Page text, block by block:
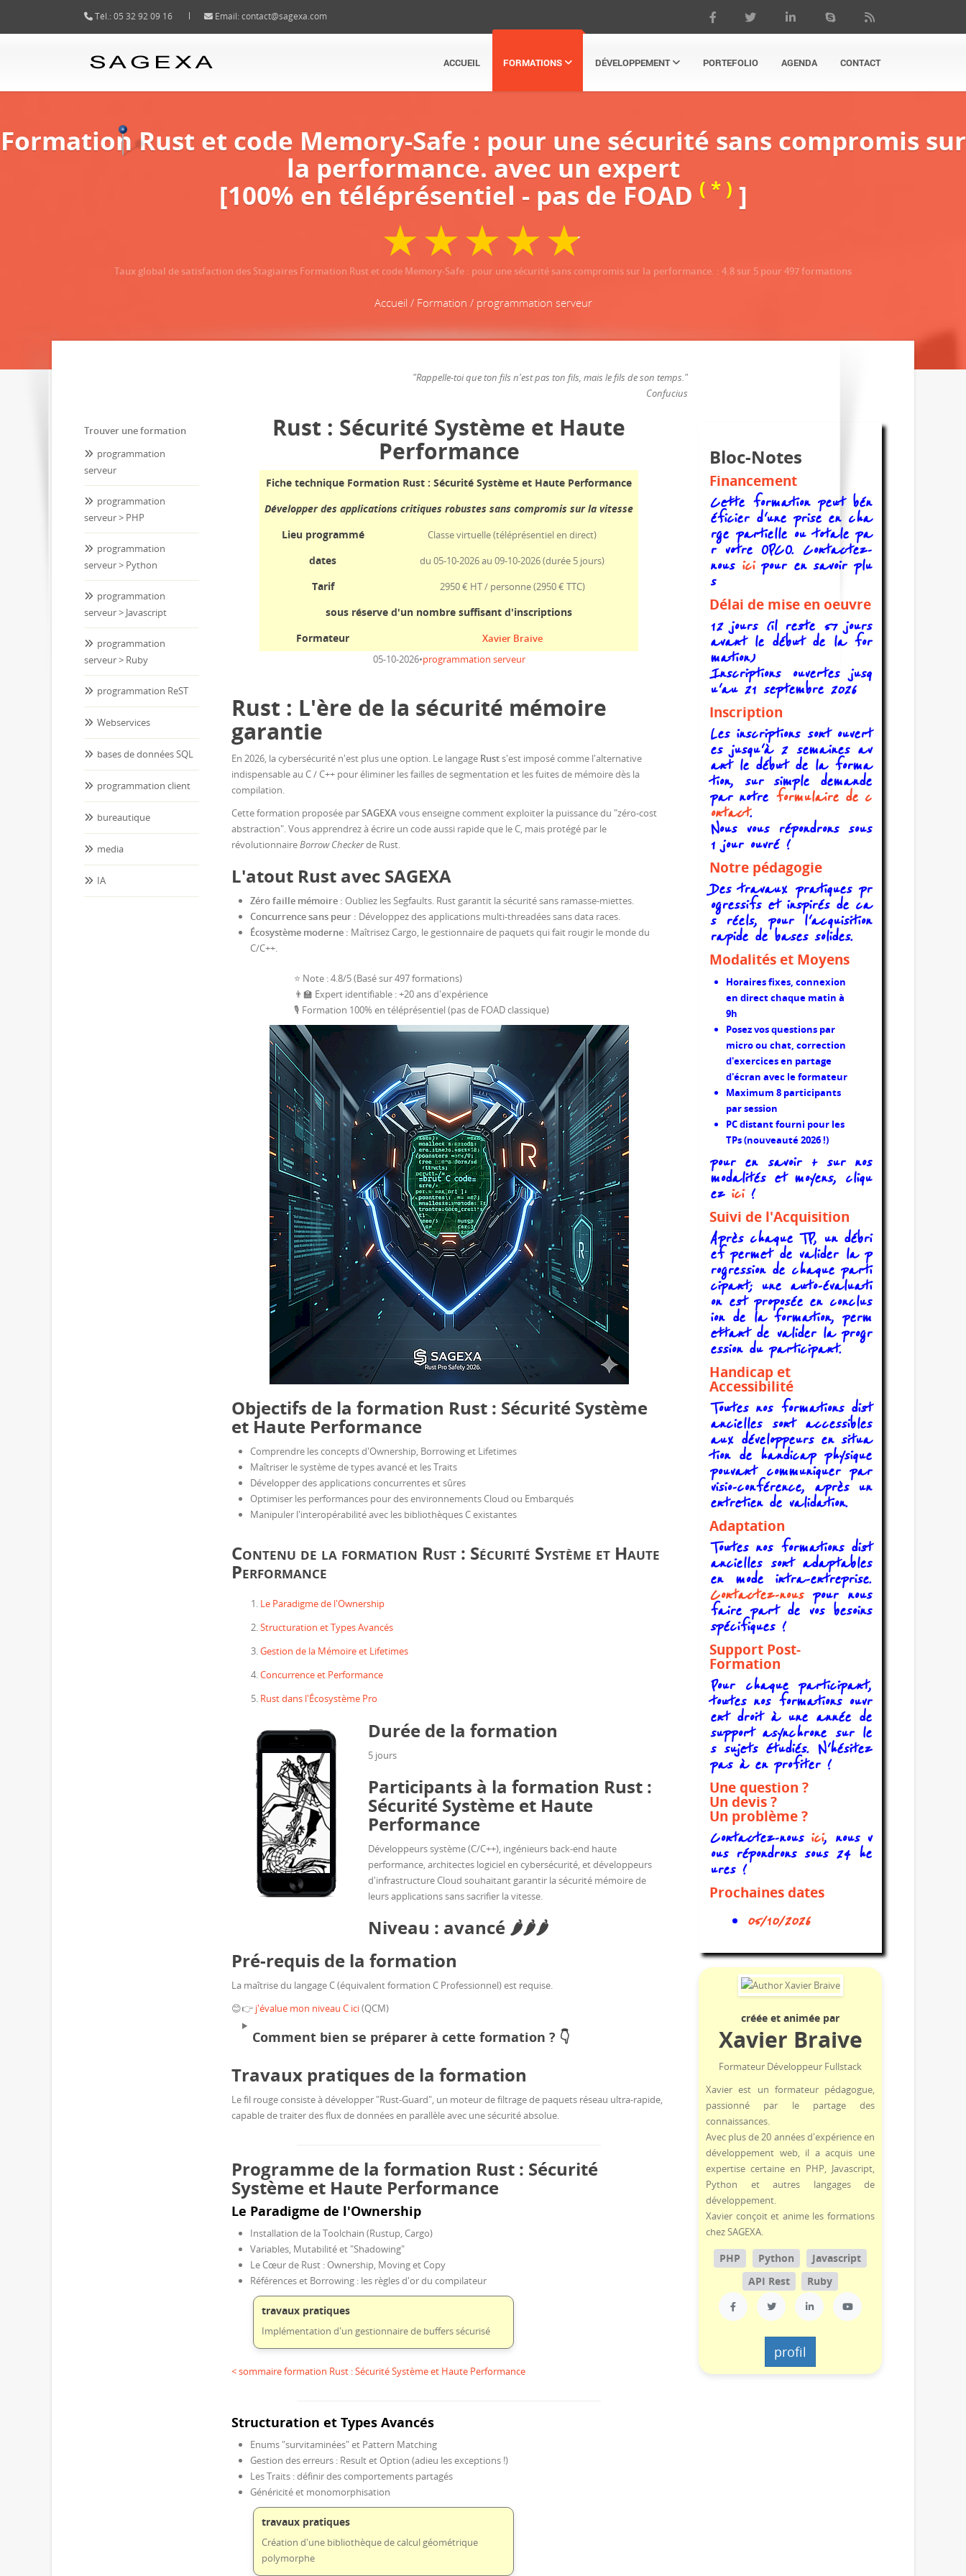
Tél.: 05 32 92 09 16 Email: contact@sagexa.com
ACCUEIL FORMATIONS DÉVELOPPEMENT PORTEFOLIO AGENDA CONTACT
Formation Rust et code Memory-Safe : pour une sécurité sans compromis sur
la performance. avec un expert
[100% en téléprésentiel - pas de FOAD ( * ) ]
Taux global de satisfaction des Stagiaires Formation Rust et code Memory-Safe : pour une sécurité sans compromis sur la performance. : 4.8 sur 5 pour 497formations
Accueil / Formation / programmation serveur
"Rappelle-toi que ton fils n'est pas ton fils, mais le fils de son temps."
Confucius
Trouver une formation
programmation
serveur
programmation
serveur > PHP
programmation
serveur > Python
programmation
serveur > Javascript
programmation
serveur > Ruby
programmation ReST
Webservices
bases de données SQL
programmation client
bureautique
media
IA
Rust : Sécurité Système et Haute
Performance
Fiche technique Formation Rust : Sécurité Système et Haute Performance
Développer des applications critiques robustes sans compromis sur la vitesse
Lieu programmé
Classe virtuelle (téléprésentiel en direct)
dates du 05-10-2026 au 09-10-2026 (durée 5 jours)
Tarif 2950 € HT / personne(2950 € TTC)
sous réserve d'un nombre suffisant d'inscriptions
Formateur
Xavier Braive
05-10-2026•programmation serveur
Rust : L'ère de la sécurité mémoire
garantie
En 2026, la cybersécurité n'est plus une option. Le langage Rusts'est imposé comme l'alternative
indispensable au C / C++ pour éliminer les failles de segmentation et les fuites de mémoire dès la
compilation.
Cette formation proposée parSAGEXAvous enseigne comment exploiter la puissance du "zéro-cost
abstraction". Vous apprendrez à écrire un code aussi rapide que le C, mais protégé par le
révolutionnaireBorrow Checkerde Rust.
L'atout Rust avec SAGEXA
Zéro faille mémoire : Oubliez les Segfaults. Rust garantit la sécurité sans ramasse-miettes.
Concurrence sans peur : Développez des applications multi-threadées sans data races.
Écosystème moderne : Maîtrisez Cargo, le gestionnaire de paquets qui fait rougir le monde du
C/C++.
⭐ Note : 4.8/5 (Basé sur 497 formations)
👨‍🏫 Expert identifiable : +20 ans d'expérience
🎙 Formation 100% en téléprésentiel (pas de FOAD classique)
Objectifs de la formation Rust : Sécurité Système
et Haute Performance
Comprendre les concepts d'Ownership, Borrowing et Lifetimes
Maîtriser le système de types avancé et les Traits
Développer des applications concurrentes et sûres
Optimiser les performances pour des environnements Cloud ou Embarqués
Manipuler l'interopérabilité avec les bibliothèques C existantes
Contenu de la formation Rust : Sécurité Système et Haute
Performance
Le Paradigme de l'Ownership
Structuration et Types Avancés
Gestion de la Mémoire et Lifetimes
Concurrence et Performance
Rust dans l'Écosystème Pro
Durée de la formation
5 jours
Participants à la formation Rust :
Sécurité Système et Haute
Performance
Développeurs système (C/C++), ingénieurs back-end haute
performance, architectes logiciel en cybersécurité, et développeurs
d'infrastructure Cloud souhaitant garantir la sécurité mémoire de
leurs applications sans sacrifier la vitesse.
Niveau : avancé 🌶️🌶️🌶️
Pré-requis de la formation
La maîtrise du langage C (équivalent formation C Professionnel) est requise.
😊👉 j'évalue mon niveau C ici(QCM)
Comment bien se préparer à cette formation ? 👇
Travaux pratiques de la formation
Le fil rouge consiste à développer "Rust-Guard", un moteur de filtrage de paquets réseau ultra-rapide,
capable de traiter des flux de données en parallèle avec une sécurité absolue.
Programme de la formation Rust : Sécurité
Système et Haute Performance
Le Paradigme de l'Ownership
Installation de la Toolchain (Rustup, Cargo)
Variables, Mutabilité et "Shadowing"
Le Cœur de Rust : Ownership, Moving et Copy
Références et Borrowing : les règles d'or du compilateur
travaux pratiques
Implémentation d'un gestionnaire de buffers sécurisé
< sommaire formation Rust : Sécurité Système et Haute Performance
Structuration et Types Avancés
Enums "survitaminées" et Pattern Matching
Gestion des erreurs : Result et Option (adieu les exceptions !)
Les Traits : définir des comportements partagés
Généricité et monomorphisation
travaux pratiques
Création d'une bibliothèque de calcul géométrique
polymorphe
Bloc-Notes
Financement
Cette formation peut bén
éficier d'une prise en cha
rge partielle ou totale pa
r votre OPCO. Contactez-
nous icipour en savoir plu
s
Délai de mise en oeuvre
12 jours (il reste 57 jours
avant le début de la for
mation)
Inscriptions ouvertes jusq
u'au 21 septembre 2026
Inscription
Les inscriptions sont ouvert
es jusqu'à 2 semaines av
ant le début de la forma
tion, sur simple demande
par notre formulaire de c
ontact.
Nous vous répondrons sous
1 jour ouvré !
Notre pédagogie
Des travaux pratiques pr
ogressifs et inspirés de ca
s réels, pour l'acquisition
rapide de bases solides.
Modalités et Moyens
Horaires fixes, connexion
en direct chaque matin à
9h
Posez vos questions par
micro ou chat, correction
d'exercices en partage
d'écran avec le formateur
Maximum 8 participants
par session
PC distant fourni pour les
TPs (nouveauté 2026 !)
pour en savoir + sur nos
modalités et moyens, cliqu
ez ici!
Suivi de l'Acquisition
Après chaque TP, un débri
ef permet de valider la p
rogression de chaque parti
cipant; une auto-évaluati
on est proposée en conclus
ion de la formation, perm
ettant de valider la progr
ession du participant.
Handicap et
Accessibilité
Toutes nos formations dist
ancielles sont accessibles
aux développeurs en situa
tion de handicap physique
pouvant communiquer par
visio-conférence, après un
entretien de validation.
Adaptation
Toutes nos formations dist
ancielles sont adaptables
en mode intra-entreprise.
Contactez-nouspour nous
faire part de vos besoins
spécifiques !
Support Post-
Formation
Pour chaque participant,
toutes nos formations ouvr
ent droit à une année de
support asynchrone sur le
s sujets étudiés. N'hésitez
pas à en profiter !
Une question ?
Un devis ?
Un problème ?
Contactez-nous ici, nous v
ous répondrons sous 24 he
ures !
Prochaines dates
05/10/2026
créée et animée par
Xavier Braive
Formateur Développeur Fullstack
Xavier est un formateur pédagogue,
passionné par le partage des
connaissances.
Avec plus de 20 années d'expérience en
développement web, il a acquis une
expertise certaine en PHP, Javascript,
Python et autres langages de
développement.
Xavier conçoit et anime les formations
chez SAGEXA.
PHP Python
Javascript
API Rest
Ruby
profil